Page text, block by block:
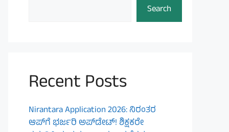
Search
Recent Posts
Nirantara Application 2026: ನಿರಂತರ
ಆಪ್‌ಗೆ ಭರ್ಜರಿ ಅಪ್‌ಡೇಟ್! ಶಿಕ್ಷಕರೇ